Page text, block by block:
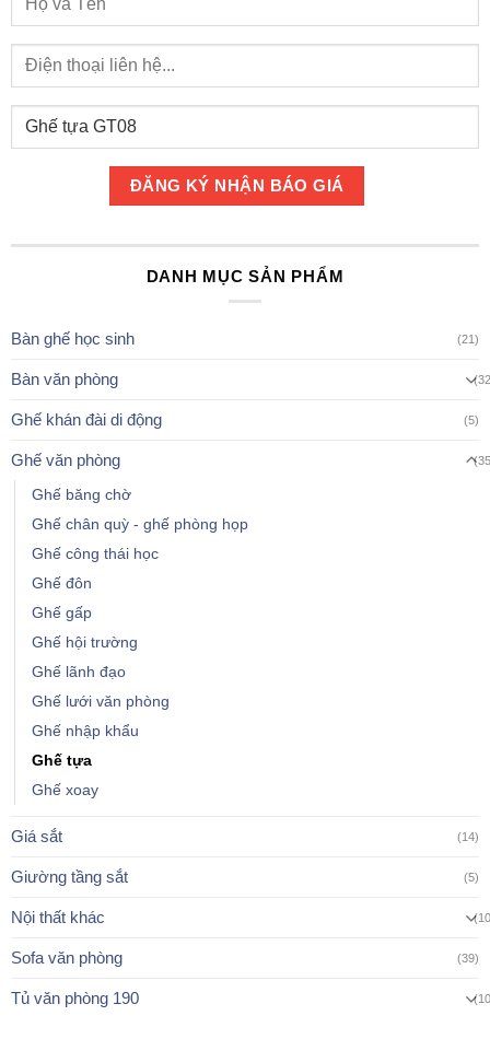
DANH MỤC SẢN PHẨM
Bàn ghế học sinh (21)
Bàn văn phòng
Ghế khán đài di động (5)
Ghế văn phòng
Ghế băng chờ
Ghế chân quỳ - ghế phòng họp
Ghế công thái học
Ghế đôn
Ghế gấp
Ghế hội trường
Ghế lãnh đạo
Ghế lưới văn phòng
Ghế nhập khẩu
Ghế tựa
Ghế xoay
Giá sắt (14)
Giường tầng sắt (5)
Nội thất khác
Sofa văn phòng (39)
Tủ văn phòng 190